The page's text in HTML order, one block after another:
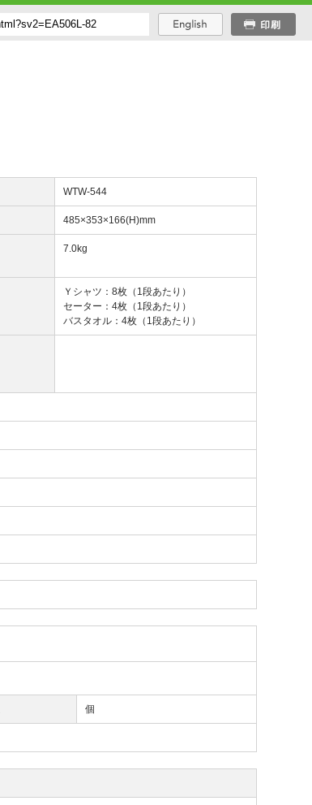
WTW-544
485×353×166(H)mm
7.0kg
Ｙシャツ：8枚（1段あたり）
セーター：4枚（1段あたり）
バスタオル：4枚（1段あたり）
個